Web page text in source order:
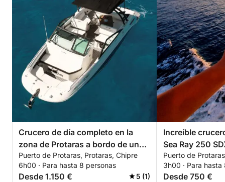
Crucero de día completo en la
zona de Protaras a bordo de un
Sea Ray 250 SDX.
Puerto de Protaras, Protaras, Chipre
6h00 · Para hasta 8 personas
Desde 1.150 € 5 (1)
Increíble
Sea Ray 250
Puerto de
3h00 · Para
Desde 750 €